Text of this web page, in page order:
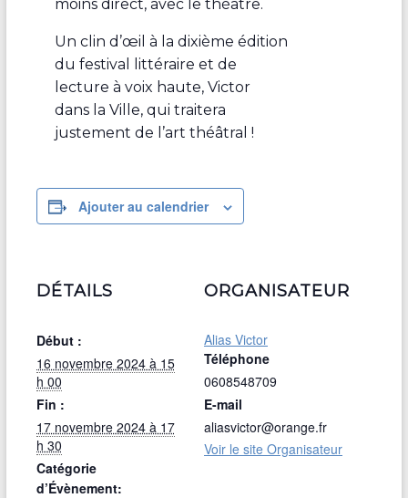
moins direct, avec le théâtre.
Un clin d’œil à la dixième édition
du festival littéraire et de
lecture à voix haute, Victor
dans la Ville, qui traitera
justement de l’art théâtral !
Ajouter au calendrier
DÉTAILS
Début :
16 novembre 2024 à 15
h 00
Fin :
17 novembre 2024 à 17
h 30
Catégorie
d’Évènement:
ORGANISATEUR
Alias Victor
Téléphone
0608548709
E-mail
aliasvictor@orange.fr
Voir le site Organisateur